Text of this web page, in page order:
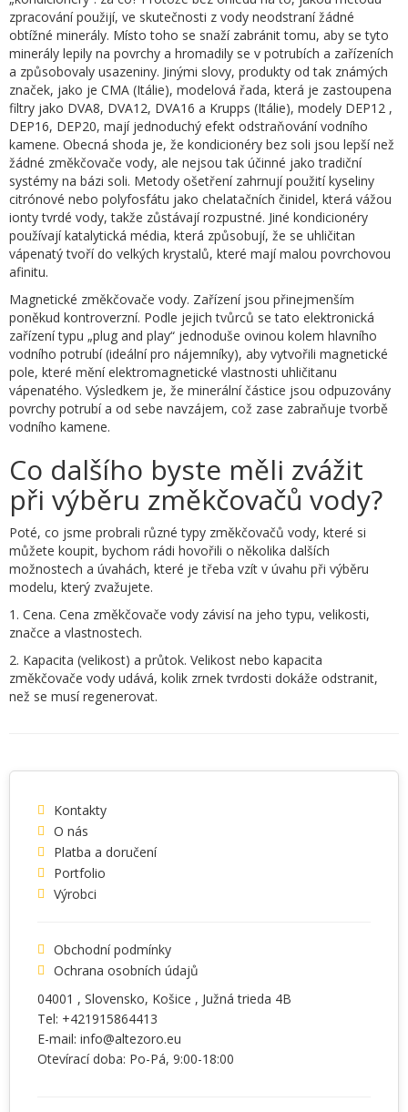
zpracování použijí, ve skutečnosti z vody neodstraní žádné
obtížné minerály. Místo toho se snaží zabránit tomu, aby se tyto
minerály lepily na povrchy a hromadily se v potrubích a zařízeních
a způsobovaly usazeniny. Jinými slovy, produkty od tak známých
značek, jako je CMA (Itálie), modelová řada, která je zastoupena
filtry jako DVA8, DVA12, DVA16 a Krupps (Itálie), modely DEP12 ,
DEP16, DEP20, mají jednoduchý efekt odstraňování vodního
kamene. Obecná shoda je, že kondicionéry bez soli jsou lepší než
žádné změkčovače vody, ale nejsou tak účinné jako tradiční
systémy na bázi soli. Metody ošetření zahrnují použití kyseliny
citrónové nebo polyfosfátu jako chelatačních činidel, která vážou
ionty tvrdé vody, takže zůstávají rozpustné. Jiné kondicionéry
používají katalytická média, která způsobují, že se uhličitan
vápenatý tvoří do velkých krystalů, které mají malou povrchovou
afinitu.
Magnetické změkčovače vody. Zařízení jsou přinejmenším
poněkud kontroverzní. Podle jejich tvůrců se tato elektronická
zařízení typu „plug and play“ jednoduše ovinou kolem hlavního
vodního potrubí (ideální pro nájemníky), aby vytvořili magnetické
pole, které mění elektromagnetické vlastnosti uhličitanu
vápenatého. Výsledkem je, že minerální částice jsou odpuzovány
povrchy potrubí a od sebe navzájem, což zase zabraňuje tvorbě
vodního kamene.
Co dalšího byste měli zvážit
při výběru změkčovačů vody?
Poté, co jsme probrali různé typy změkčovačů vody, které si
můžete koupit, bychom rádi hovořili o několika dalších
možnostech a úvahách, které je třeba vzít v úvahu při výběru
modelu, který zvažujete.
1. Cena. Cena změkčovače vody závisí na jeho typu, velikosti,
značce a vlastnostech.
2. Kapacita (velikost) a průtok. Velikost nebo kapacita
změkčovače vody udává, kolik zrnek tvrdosti dokáže odstranit,
než se musí regenerovat.
Kontakty
O nás
Platba a doručení
Portfolio
Výrobci
Obchodní podmínky
Ochrana osobních údajů
04001 , Slovensko, Košice , Južná trieda 4B
Tel: +421915864413
E-mail: info@altezoro.eu
Otevírací doba: Po-Pá, 9:00-18:00